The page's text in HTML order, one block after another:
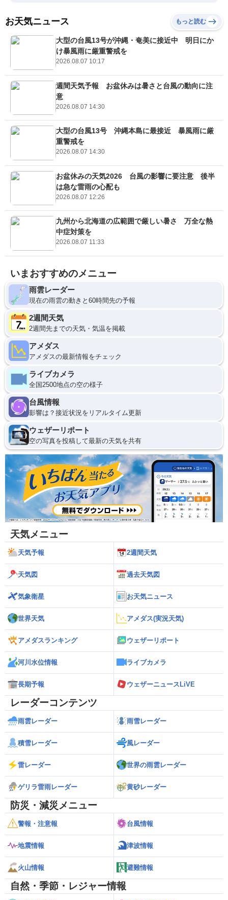
お天気ニュース もっと読む
大型の台風13号が沖縄・奄美に接近中 明日にか
け暴風雨に厳重警戒を
2026.08.07 10:17
週間天気予報 お盆休みは暑さと台風の動向に注
意
2026.08.07 14:30
大型の台風13号 沖縄本島に最接近 暴風雨に厳
重警戒を
2026.08.07 14:30
お盆休みの天気2026 台風の影響に要注意 後半
は急な雷雨の心配も
2026.08.07 12:26
九州から北海道の広範囲で厳しい暑さ 万全な熱
中症対策を
2026.08.07 11:33
いまおすすめのメニュー
雨雲レーダー
現在の雨雲の動きと60時間先の予報
2週間天気
2週間先までの天気・気温を掲載
アメダス
アメダスの最新情報をチェック
ライブカメラ
全国2500地点の空の様子
台風情報
影響は？接近状況をリアルタイム更新
ウェザーリポート
空の写真を投稿して最新の天気を共有
天気メニュー
天気予報 2週間天気
天気図 過去天気図
気象衛星 お天気ニュース
世界天気 アメダス(実況天気)
アメダスランキング ウェザーリポート
河川水位情報 ライブカメラ
長期予報 ウェザーニュースLiVE
レーダーコンテンツ
雨雲レーダー 雨雪レーダー
積雪レーダー 風レーダー
雷レーダー 世界の雨雲レーダー
ゲリラ雷雨レーダー 黄砂レーダー
防災・減災メニュー
警報・注意報 台風情報
地震情報 津波情報
火山情報 避難情報
自然・季節・レジャー情報